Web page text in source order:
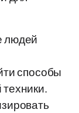
людей
способы